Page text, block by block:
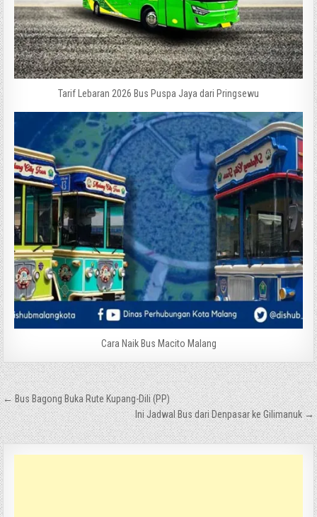
Tarif Lebaran 2026 Bus Puspa Jaya dari Pringsewu
Cara Naik Bus Macito Malang
Navigasi
pos
← Bus Bagong Buka Rute Kupang-Dili (PP)
Ini Jadwal Bus dari Denpasar ke Gilimanuk →